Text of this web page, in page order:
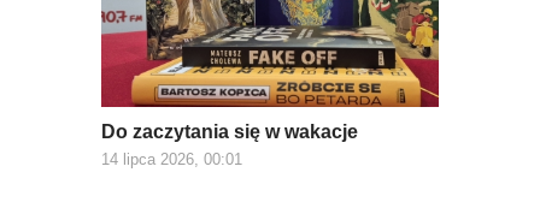
Do zaczytania się w wakacje
14 lipca 2026, 00:01